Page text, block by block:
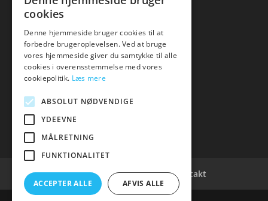
inks
Tlf: 7876 8672
Mail:info@inks.dk
Cookie- og privatlivspolitik Kontakt
cookies
Denne hjemmeside bruger cookies til at
forbedre brugeroplevelsen. Ved at bruge
vores hjemmeside giver du samtykke til alle
cookies i overensstemmelse med vores
cookiepolitik. Læs mere
ABSOLUT NØDVENDIGE
YDEEVNE
MÅLRETNING
FUNKTIONALITET
ACCEPTER ALLE AFVIS ALLE